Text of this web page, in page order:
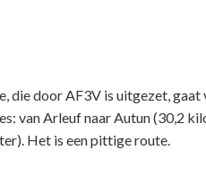
die door AF3V is uitgezet,
van Arleuf naar Autun (30,2
Het is een pittige route.